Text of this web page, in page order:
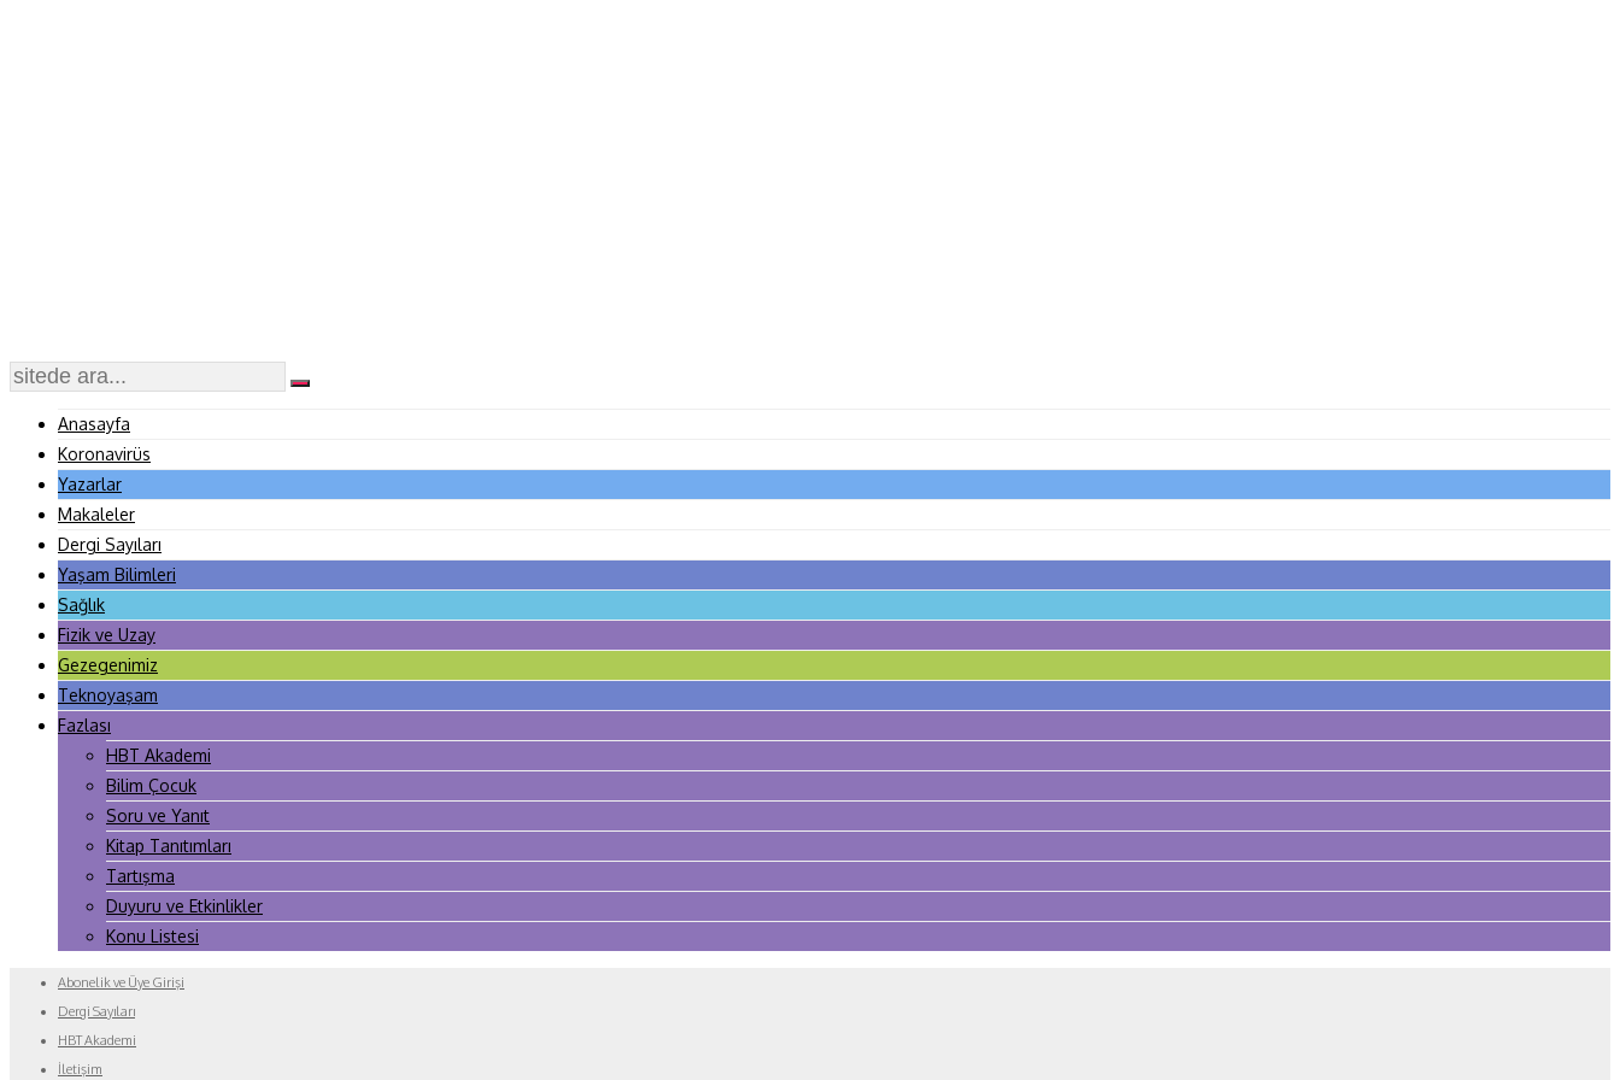
Anasayfa
Koronavirüs
Yazarlar
Makaleler
Dergi Sayıları
Yaşam Bilimleri
Sağlık
Fizik ve Uzay
Gezegenimiz
Teknoyaşam
Fazlası
HBT Akademi
Bilim Çocuk
Soru ve Yanıt
Kitap Tanıtımları
Tartışma
Duyuru ve Etkinlikler
Konu Listesi
Abonelik ve Üye Girişi
Dergi Sayıları
HBT Akademi
İletişim